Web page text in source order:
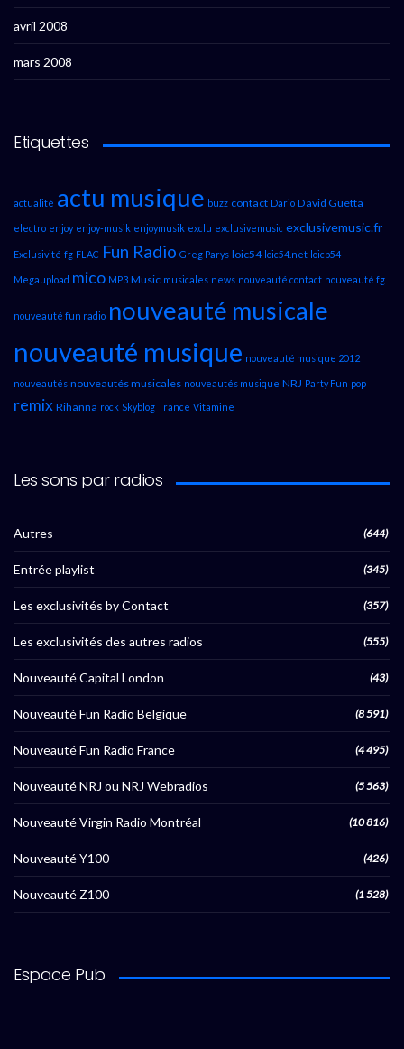
avril 2008
mars 2008
Étiquettes
actualité actu musique buzz contact Dario David Guetta
electro enjoy enjoy-musik enjoymusik exclu exclusivemusic exclusivemusic.fr
Exclusivité fg FLAC Fun Radio Greg Parys loic54 loic54.net loicb54
Megaupload mico MP3 Music musicales news nouveauté contact nouveauté fg
nouveauté fun radio nouveauté musicale
nouveauté musique nouveauté musique 2012
nouveautés nouveautés musicales nouveautés musique NRJ Party Fun pop
remix Rihanna rock Skyblog Trance Vitamine
Les sons par radios
Autres (644)
Entrée playlist (345)
Les exclusivités by Contact (357)
Les exclusivités des autres radios (555)
Nouveauté Capital London (43)
Nouveauté Fun Radio Belgique (8 591)
Nouveauté Fun Radio France (4 495)
Nouveauté NRJ ou NRJ Webradios (5 563)
Nouveauté Virgin Radio Montréal (10 816)
Nouveauté Y100 (426)
Nouveauté Z100 (1 528)
Espace Pub